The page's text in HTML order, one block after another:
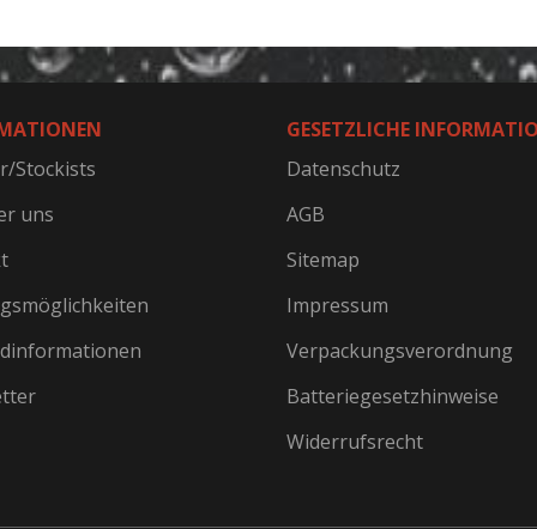
Stockists
uns
GESETZLICHE
Datenschutz
AGB
Sitemap
Impressum
Verpackungsverordnung
Batteriegesetzhinweise
Widerrufsrecht